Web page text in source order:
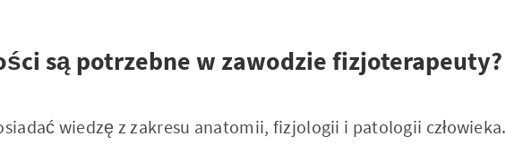
są potrzebne w zawodzie fizjoterapeuty?
wiedzę z zakresu anatomii, fizjologii i patologii człowieka.